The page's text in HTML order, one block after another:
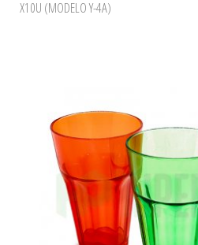
X10U (MODELO Y-4A)